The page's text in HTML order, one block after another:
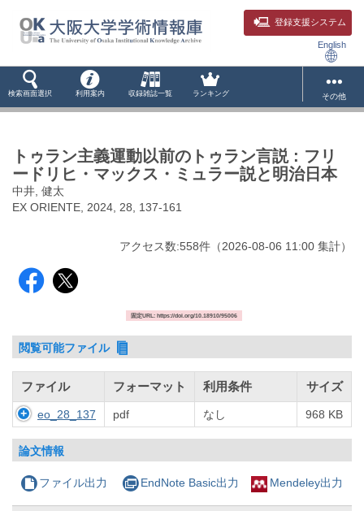
登録支援システム
English
検索画面選択 利用案内 収録雑誌一覧 ランキング その他
トゥラン主義運動以前のトゥラン言説 : フリ
ードリヒ・マックス・ミュラー説と明治日本
中井, 健太
EX ORIENTE, 2024, 28, 137-161
アクセス数:558件 （2026-08-06 11:00 集計）
固定URL: https://doi.org/10.18910/95006
閲覧可能ファイル
ファイル フォーマット 利用条件 サイズ
eo_28_137 pdf なし 968 KB
論文情報
ファイル出力 EndNote Basic出力 Mendeley出力